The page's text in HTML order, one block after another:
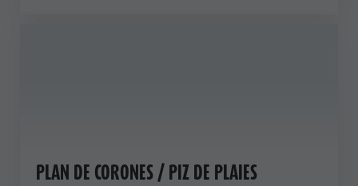
PLAN DE CORONES / PIZ DE PLAIES